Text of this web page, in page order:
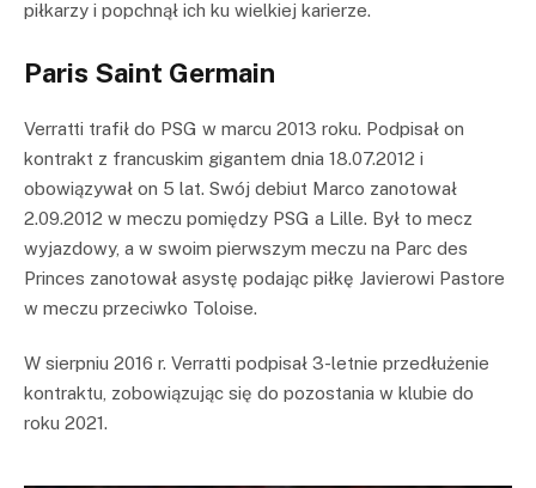
piłkarzy i popchnął ich ku wielkiej karierze.
Paris Saint Germain
Verratti trafił do PSG w marcu 2013 roku. Podpisał on
kontrakt z francuskim gigantem dnia 18.07.2012 i
obowiązywał on 5 lat. Swój debiut Marco zanotował
2.09.2012 w meczu pomiędzy PSG a Lille. Był to mecz
wyjazdowy, a w swoim pierwszym meczu na Parc des
Princes zanotował asystę podając piłkę Javierowi Pastore
w meczu przeciwko Toloise.
W sierpniu 2016 r. Verratti podpisał 3-letnie przedłużenie
kontraktu, zobowiązując się do pozostania w klubie do
roku 2021.